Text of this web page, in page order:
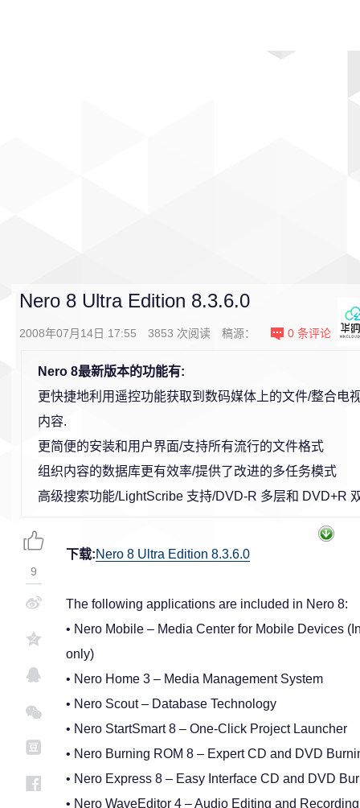
Nero 8 Ultra Edition 8.3.6.0
2008年07月14日 17:55 3853 次阅读 稿源： 0 条评论
Nero 8最新版本的功能有:
更快捷地利用遥控功能获取到数码媒体上的文件/整合电
内容.
更简便的安装和用户界面/支持所有流行的文件格式
组织内容的数据库更有效率/提供了改进的多任务模式
高级搜索功能/LightScribe 支持/DVD-R 多层和 DVD+R
下载:Nero 8 Ultra Edition 8.3.6.0
The following applications are included in Nero 8:
• Nero Mobile – Media Center for Mobile Devices
only)
• Nero Home 3 – Media Management System
• Nero Scout – Database Technology
• Nero StartSmart 8 – One-Click Project Launcher
• Nero Burning ROM 8 – Expert CD and DVD
• Nero Express 8 – Easy Interface CD and DVD
• Nero WaveEditor 4 – Audio Editing and Recording
9